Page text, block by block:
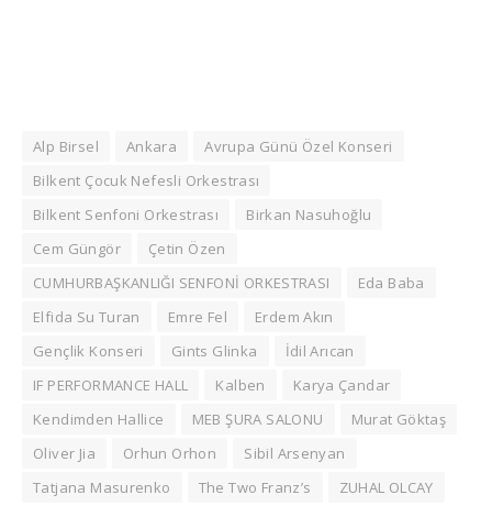
Alp Birsel Ankara
Avrupa Günü Özel Konseri
Bilkent Çocuk Nefesli Orkestrası
Bilkent Senfoni Orkestrası
Birkan Nasuhoğlu
Cem Güngör
Çetin Özen
CUMHURBAŞKANLIĞI SENFONİ ORKESTRASI
Eda Baba
Elfida Su Turan
Emre Fel
Erdem Akın
Gençlik Konseri
Gints Glinka
İdil Arıcan
IF PERFORMANCE HALL
Kalben
Karya Çandar
Kendimden Hallice
MEB ŞURA SALONU
Murat Göktaş
Oliver Jia
Orhun Orhon
Sibil Arsenyan
Tatjana Masurenko
The Two Franz’s ZUHAL OLCAY